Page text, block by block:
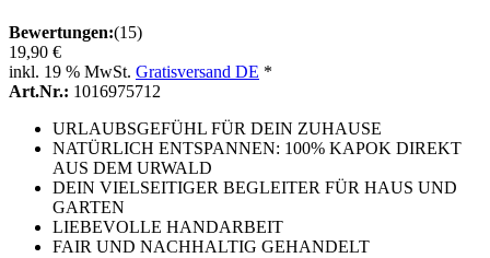
Bewertungen:(15)
19,90 €
inkl. 19 % MwSt. Gratisversand DE *
Art.Nr.: 1016975712
URLAUBSGEFÜHL FÜR DEIN ZUHAUSE
NATÜRLICH ENTSPANNEN: 100% KAPOK DIREKT
AUS DEM URWALD
DEIN VIELSEITIGER BEGLEITER FÜR HAUS UND
GARTEN
LIEBEVOLLE HANDARBEIT
FAIR UND NACHHALTIG GEHANDELT